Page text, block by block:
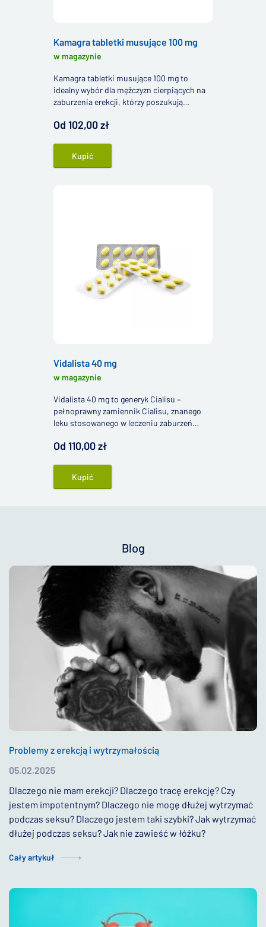
Kamagra tabletki musujące 100 mg
w magazynie
Kamagra tabletki musujące 100 mg to
idealny wybór dla mężczyzn cierpiących na
zaburzenia erekcji, którzy poszukują
sildenafilem.
Od 102,00 zł
Kupić
Vidalista 40 mg
w magazynie
Vidalista 40 mg to generyk Cialisu –
pełnoprawny zamiennik Cialisu, znanego
leku stosowanego w leczeniu zaburzeń
mg substancji czynnej tadalafil.
Od 110,00 zł
Kupić
Blog
Problemy z erekcją i wytrzymałością
05.02.2025
Dlaczego nie mam erekcji? Dlaczego tracę erekcję? Czy
jestem impotentnym? Dlaczego nie mogę dłużej wytrzymać
podczas seksu? Dlaczego jestem taki szybki? Jak wytrzymać
dłużej podczas seksu? Jak nie zawieść w łóżku?
Cały artykuł